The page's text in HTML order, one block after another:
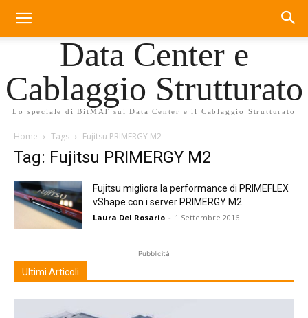
Data Center e
Cablaggio Strutturato
Lo speciale di BitMAT sui Data Center e il Cablaggio Strutturato
Home Tags Fujitsu PRIMERGY M2
Tag: Fujitsu PRIMERGY M2
Fujitsu migliora la performance di PRIMEFLEX
vShape con i server PRIMERGY M2
Laura Del Rosario - 1 Settembre 2016
Pubblicità
Ultimi Articoli